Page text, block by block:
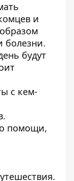
и
болезни.
будут
с кем-
помощи,